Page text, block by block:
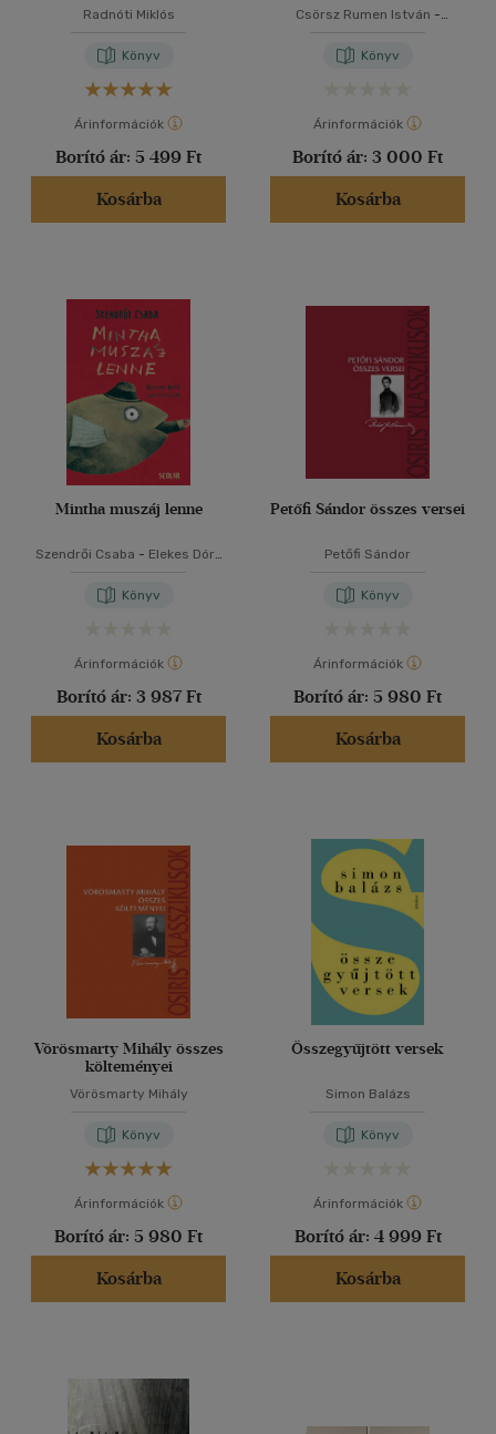
Radnóti Miklós
Könyv
Árinformációk
Borító ár: 5 499 Ft
Kosárba
Csörsz Rumen István -
Könyv
Árinformációk
Borító ár: 3 000 Ft
Kosárba
Mintha muszáj lenne
Szendrői Csaba - Elekes Dóra
Könyv
Árinformációk
Borító ár: 3 987 Ft
Kosárba
Petőfi Sándor összes versei
Petőfi Sándor
Könyv
Árinformációk
Borító ár: 5 980 Ft
Kosárba
Vörösmarty Mihály összes
költeményei
Vörösmarty Mihály
Könyv
Árinformációk
Borító ár: 5 980 Ft
Kosárba
Összegyűjtött versek
Simon Balázs
Könyv
Árinformációk
Borító ár: 4 999 Ft
Kosárba